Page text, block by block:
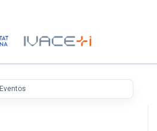
Eventos